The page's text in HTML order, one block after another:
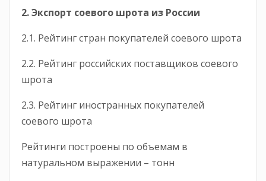
2. Экспорт соевого шрота из России
2.1. Рейтинг стран покупателей соевого шрота
2.2. Рейтинг российских поставщиков соевого
шрота
2.3. Рейтинг иностранных покупателей
соевого шрота
Рейтинги построены по объемам в
натуральном выражении – тонн